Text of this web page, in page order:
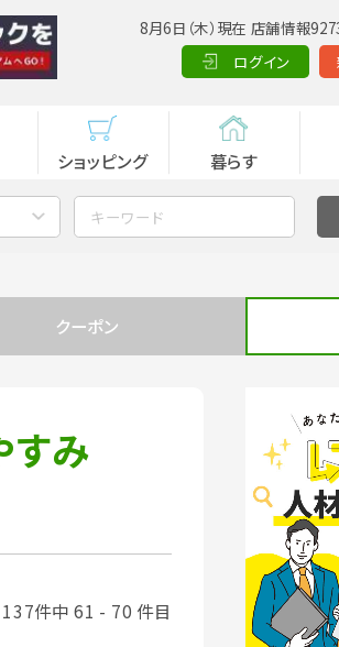
8月6日（木）現在 店舗情報
ログイン
ショッピング 暮らす
クーポン
すみ
137件中 61 - 70 件目